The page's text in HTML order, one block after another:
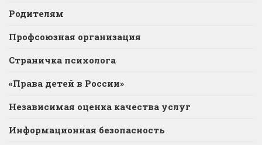
Родителям
Профсоюзная организация
Страничка психолога
«Права детей в России»
Независимая оценка качества услуг
Информационная безопасность